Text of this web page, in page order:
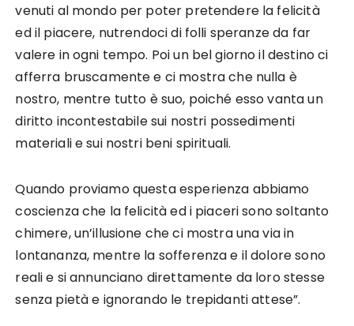
venuti al mondo per poter pretendere la felicità
ed il piacere, nutrendoci di folli speranze da far
valere in ogni tempo. Poi un bel giorno il destino ci
afferra bruscamente e ci mostra che nulla è
nostro, mentre tutto è suo, poiché esso vanta un
diritto incontestabile sui nostri possedimenti
materiali e sui nostri beni spirituali.
Quando proviamo questa esperienza abbiamo
coscienza che la felicità ed i piaceri sono soltanto
chimere, un’illusione che ci mostra una via in
lontananza, mentre la sofferenza e il dolore sono
reali e si annunciano direttamente da loro stesse
senza pietà e ignorando le trepidanti attese”.